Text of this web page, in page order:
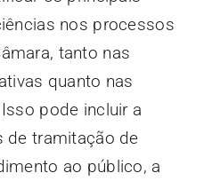
nos processos
tanto nas
quanto nas
pode incluir a
de tramitação de
ao público, a